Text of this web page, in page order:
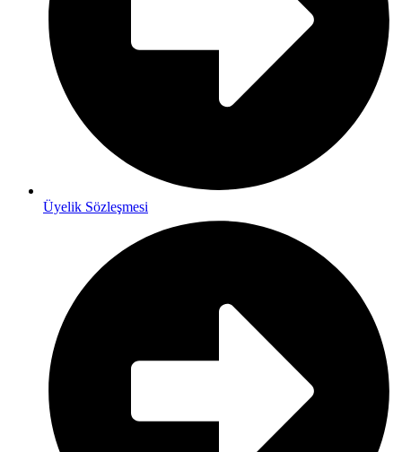
Üyelik Sözleşmesi